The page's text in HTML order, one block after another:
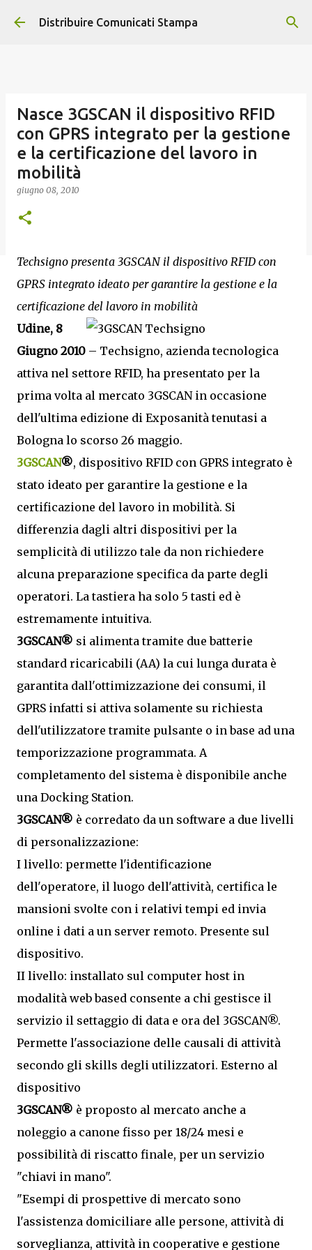
Passa ai contenuti principali
Distribuire Comunicati Stampa
Nasce 3GSCAN il dispositivo RFID
con GPRS integrato per la gestione
e la certificazione del lavoro in
mobilità
giugno 08, 2010
Techsigno presenta 3GSCAN il dispositivo RFID con
GPRS integrato ideato per garantire la gestione e la
certificazione del lavoro in mobilità
Udine, 8
Giugno 2010 – Techsigno, azienda tecnologica
attiva nel settore RFID, ha presentato per la
prima volta al mercato 3GSCAN in occasione
dell'ultima edizione di Exposanità tenutasi a
Bologna lo scorso 26 maggio.
3GSCAN®, dispositivo RFID con GPRS integrato è
stato ideato per garantire la gestione e la
certificazione del lavoro in mobilità. Si
differenzia dagli altri dispositivi per la
semplicità di utilizzo tale da non richiedere
alcuna preparazione specifica da parte degli
operatori. La tastiera ha solo 5 tasti ed è
estremamente intuitiva.
3GSCAN® si alimenta tramite due batterie
standard ricaricabili (AA) la cui lunga durata è
garantita dall'ottimizzazione dei consumi, il
GPRS infatti si attiva solamente su richiesta
dell'utilizzatore tramite pulsante o in base ad una
temporizzazione programmata. A
completamento del sistema è disponibile anche
una Docking Station.
3GSCAN® è corredato da un software a due livelli
di personalizzazione:
I livello: permette l'identificazione
dell'operatore, il luogo dell'attività, certifica le
mansioni svolte con i relativi tempi ed invia
online i dati a un server remoto. Presente sul
dispositivo.
II livello: installato sul computer host in
modalità web based consente a chi gestisce il
servizio il settaggio di data e ora del 3GSCAN®.
Permette l'associazione delle causali di attività
secondo gli skills degli utilizzatori. Esterno al
dispositivo
3GSCAN® è proposto al mercato anche a
noleggio a canone fisso per 18/24 mesi e
possibilità di riscatto finale, per un servizio
"chiavi in mano".
"Esempi di prospettive di mercato sono
l'assistenza domiciliare alle persone, attività di
sorveglianza, attività in cooperative e gestione